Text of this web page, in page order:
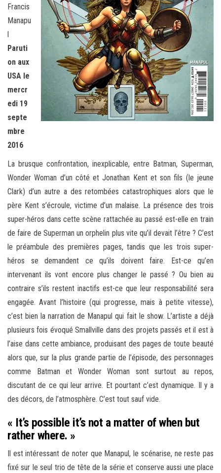
Francis
Manapu
l
Paruti
on aux
USA le
mercr
edi 19
septe
mbre
2016
La brusque confrontation, inexplicable, entre Batman, Superman,
Wonder Woman d’un côté et Jonathan Kent et son fils (le jeune
Clark) d’un autre a des retombées catastrophiques alors que le
père Kent s’écroule, victime d’un malaise. La présence des trois
super-héros dans cette scène rattachée au passé est-elle en train
de faire de Superman un orphelin plus vite qu’il devait l’être ? C’est
le préambule des premières pages, tandis que les trois super-
héros se demandent ce qu’ils doivent faire. Est-ce qu’en
intervenant ils vont encore plus changer le passé ? Ou bien au
contraire s’ils restent inactifs est-ce que leur responsabilité sera
engagée. Avant l’histoire (qui progresse, mais à petite vitesse),
c’est bien la narration de Manapul qui fait le show. L’artiste a déjà
plusieurs fois évoqué Smallville dans des projets passés et il est à
l’aise dans cette ambiance, produisant des pages de toute beauté
alors que, sur la plus grande partie de l’épisode, des personnages
comme Batman et Wonder Woman sont surtout au repos,
discutant de ce qui leur arrive. Et pourtant c’est dynamique. Il y a
des décors, de l’atmosphère. C’est tout sauf vide.
« It’s possible it’s not a matter of when but
rather where. »
Il est intéressant de noter que Manapul, le scénarise, ne reste pas
fixé sur le seul trio de tête de la série et conserve aussi une place